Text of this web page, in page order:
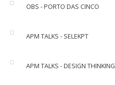
OBS - PORTO DAS CINCO
APM TALKS - SELEKPT
APM TALKS - DESIGN THINKING